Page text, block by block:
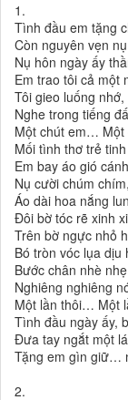
1.
Tình đầu em tặng
Còn nguyên vẹn
Nụ hôn ngày ấy
Em trao tôi cả một
Tôi gieo luống
Nghe trong tiếng
Một chút em… Một
Mối tình thơ trẻ
Em bay áo gió
Nụ cười chúm
Áo dài hoa nắng
Đôi bờ tóc rẽ xinh
Trên bờ ngực nhỏ
Bó tròn vóc lụa dịu
Bước chân nhè
Nghiêng nghiêng
Một lần thôi… Một
Tình đầu ngày ấy,
Đưa tay ngắt một
Tặng em gìn giữ…
2.